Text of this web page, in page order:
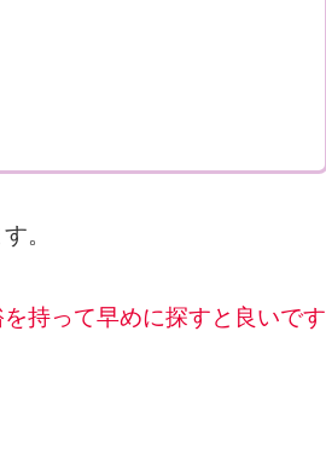
。
持って早めに探すと良いです